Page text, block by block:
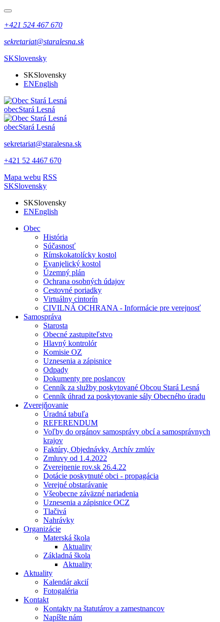
+421 524 467 670
sekretariat@staralesna.sk
SKSlovensky
SKSlovensky
ENEnglish
obecStará Lesná
obecStará Lesná
sekretariat@staralesna.sk
+421 52 4467 670
Mapa webu RSS
SKSlovensky
SKSlovensky
ENEnglish
Obec
História
Súčasnosť
Rímskokatolícky kostol
Evanjelický kostol
Územný plán
Ochrana osobných údajov
Cestovné poriadky
Virtuálny cintorín
CIVILNÁ OCHRANA - Informácie pre verejnosť
Samospráva
Starosta
Obecné zastupiteľstvo
Hlavný kontrolór
Komisie OZ
Uznesenia a zápisnice
Odpady
Dokumenty pre poslancov
Cenník za služby poskytované Obcou Stará Lesná
Cenník úhrad za poskytovanie sály Obecného úradu
Zverejňovanie
Úradná tabuľa
REFERENDUM
Voľby do orgánov samosprávy obcí a samosprávnych
krajov
Faktúry, Objednávky, Archív zmlúv
Zmluvy od 1.4.2022
Zverejnenie rov.sk 26.4.22
Dotácie poskytnuté obci - propagácia
Verejné obstarávanie
Všeobecne záväzné nariadenia
Uznesenia a zápisnice OCZ
Tlačivá
Nahrávky
Organizácie
Materská škola
Aktuality
Základná škola
Aktuality
Aktuality
Kalendár akcií
Fotogaléria
Kontakt
Kontakty na štatutárov a zamestnancov
Napíšte nám